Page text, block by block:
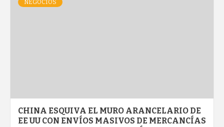
NEGOCIOS
CHINA ESQUIVA EL MURO ARANCELARIO DE
EE UU CON ENVÍOS MASIVOS DE MERCANCÍAS